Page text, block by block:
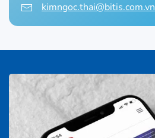
kimngoc.thai@bitis.com.vn